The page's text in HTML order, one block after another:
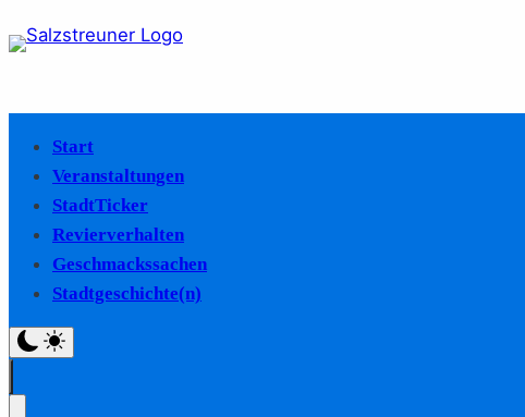
Start
Veranstaltungen
StadtTicker
Revierverhalten
Geschmackssachen
Stadtgeschichte(n)